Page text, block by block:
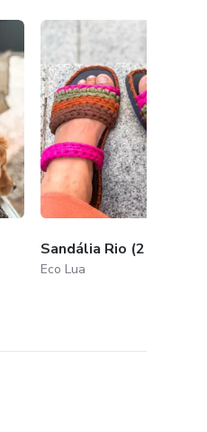
Sandália Rio (2 versões)
Eco Lua